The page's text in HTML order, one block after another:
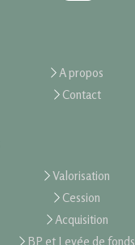
A propos
Contact
Valorisation
Cession
Acquisition
BP et Levée de fonds